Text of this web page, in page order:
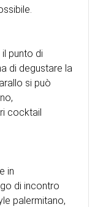
punto di
di degustare la
si può
cocktail
in
di incontro
palermitano,